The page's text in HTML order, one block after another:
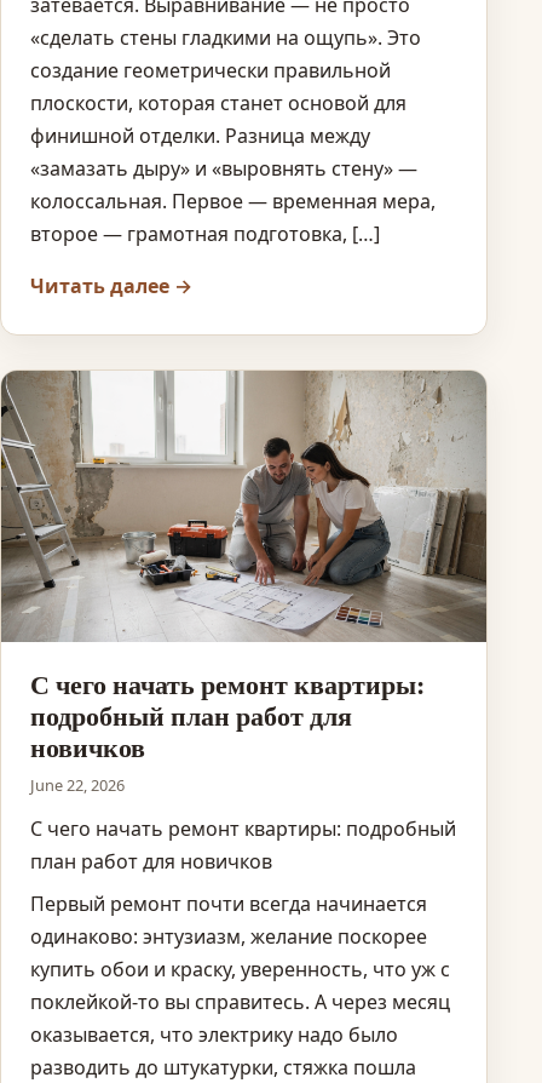
«сделать стены гладкими на ощупь». Это
создание геометрически правильной
плоскости, которая станет основой для
финишной отделки. Разница между
«замазать дыру» и «выровнять стену» —
колоссальная. Первое — временная мера,
второе — грамотная подготовка, […]
Читать далее →
С чего начать ремонт квартиры:
подробный план работ для
новичков
June 22, 2026
С чего начать ремонт квартиры: подробный
план работ для новичков
Первый ремонт почти всегда начинается
одинаково: энтузиазм, желание поскорее
купить обои и краску, уверенность, что уж с
поклейкой-то вы справитесь. А через месяц
оказывается, что электрику надо было
разводить до штукатурки, стяжка пошла